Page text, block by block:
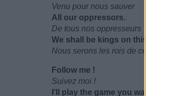
Venu pour nous sauver
All our oppressors.
De tous nos oppresseurs
We shall be kings on this world.
Nous serons les rois de ce monde.
Follow me !
Suivez moi !
I'll play the game you want me,